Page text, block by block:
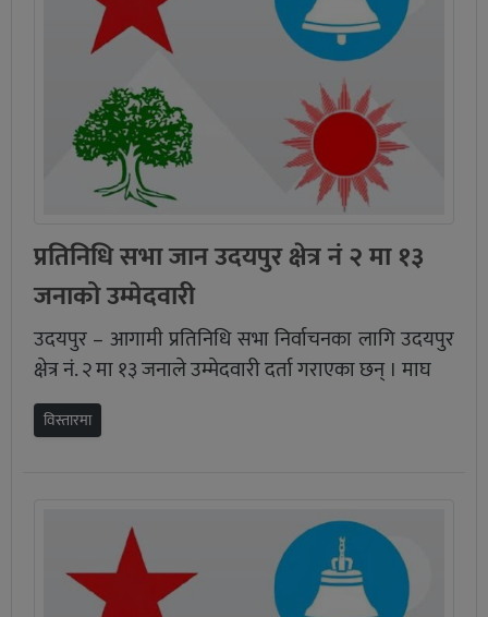
प्रतिनिधि सभा जान उदयपुर क्षेत्र नं २ मा १३
जनाको उम्मेदवारी
उदयपुर – आगामी प्रतिनिधि सभा निर्वाचनका लागि उदयपुर
क्षेत्र नं. २ मा १३ जनाले उम्मेदवारी दर्ता गराएका छन् । माघ
विस्तारमा